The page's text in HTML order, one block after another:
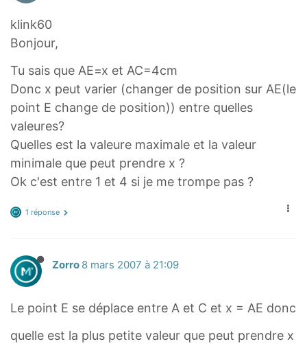
klink60
Bonjour,
Tu sais que AE=x et AC=4cm
Donc x peut varier (changer de position sur AE(le
point E change de position)) entre quelles
valeures?
Quelles est la valeure maximale et la valeur
minimale que peut prendre x ?
Ok c'est entre 1 et 4 si je me trompe pas ?
1 réponse
Zorro 8 mars 2007 à 21:09
Le point E se déplace entre A et C et x = AE donc
quelle est la plus petite valeur que peut prendre x